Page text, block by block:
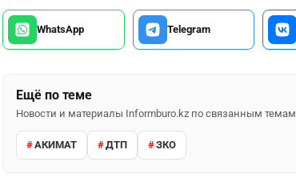
WhatsApp Telegram
Ещё по теме
Новости и материалы Informburo.kz по связанным темам
АКИМАТ ДТП ЗКО